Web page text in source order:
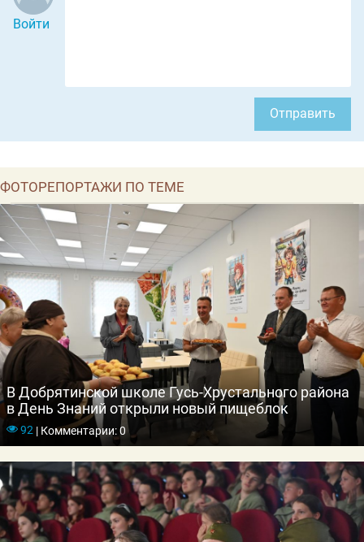
Войти
Отправить
ФОТОРЕПОРТАЖИ ПО ТЕМЕ
В Добрятинской школе Гусь-Хрустального района
в День Знаний открыли новый пищеблок
92 |Комментарии: 0